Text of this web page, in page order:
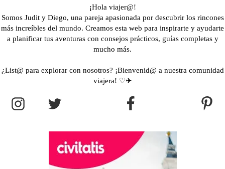
¡Hola viajer@!
Somos Judit y Diego, una pareja apasionada por descubrir los rincones
más increíbles del mundo. Creamos esta web para inspirarte y ayudarte
a planificar tus aventuras con consejos prácticos, guías completas y
mucho más.
¿List@ para explorar con nosotros? ¡Bienvenid@ a nuestra comunidad
viajera! ♡✈︎